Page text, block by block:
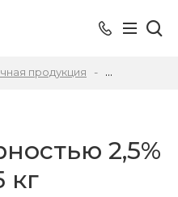
продукция Ряженка
2,5%
кг